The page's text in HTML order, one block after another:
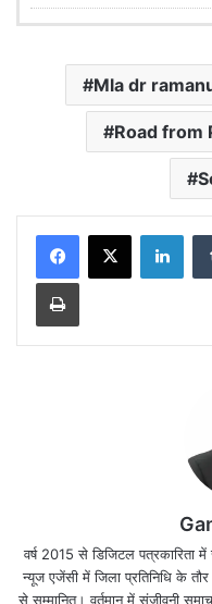
Mla dr
Road from
Print
वर्ष 2015 से डिजिटल पत्रकारिता
न्यूज एजेंसी में जिला प्रतिनिधि के
से सम्मानित। वर्तमान में संजीवनी